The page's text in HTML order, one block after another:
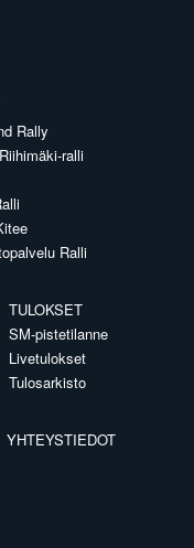
Rally
ralli
Ralli
TULOKSET
SM-pistetilanne
Livetulokset
Tulosarkisto
YHTEYSTIEDOT